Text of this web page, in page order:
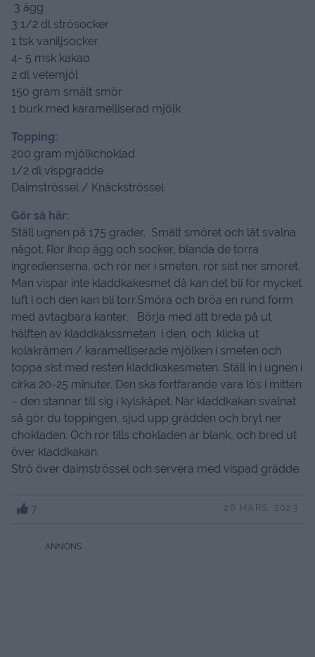
3 ägg
3 1/2 dl strösocker
1 tsk vaniljsocker
4- 5 msk kakao
2 dl vetemjöl
150 gram smält smör
1 burk med karamelliserad mjölk
Topping:
200 gram mjölkchoklad
1/2 dl vispgrädde
Daimströssel / Knäckströssel
Gör så här:
Ställ ugnen på 175 grader. Smält smöret och låt svalna
något. Rör ihop ägg och socker, blanda de torra
ingredienserna, och rör ner i smeten, rör sist ner smöret.
Man vispar inte kladdkakesmet då kan det bli för mycket
luft i och den kan bli torr.Smöra och bröa en rund form
med avtagbara kanter, Börja med att breda på ut
hälften av kladdkakssmeten i den, och klicka ut
kolakrämen / karamelliserade mjölken i smeten och
toppa sist med resten kladdkakesmeten. Ställ in i ugnen i
cirka 20-25 minuter. Den ska fortfarande vara lös i mitten
– den stannar till sig i kylskåpet. När kladdkakan svalnat
så gör du toppingen, sjud upp grädden och bryt ner
chokladen. Och rör tills chokladen är blank, och bred ut
över kladdkakan.
Strö över daimströssel och servera med vispad grädde.
7 26 MARS, 2023